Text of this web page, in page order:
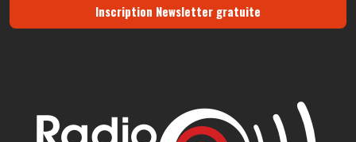
Inscription Newsletter gratuite